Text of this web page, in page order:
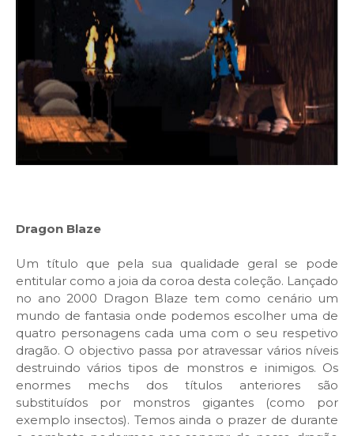
Dragon Blaze
Um título que pela sua qualidade geral se pode
entitular como a joia da coroa desta coleção. Lançado
no ano 2000 Dragon Blaze tem como cenário um
mundo de fantasia onde podemos escolher uma de
quatro personagens cada uma com o seu respetivo
dragão. O objectivo passa por atravessar vários níveis
destruindo vários tipos de monstros e inimigos. Os
enormes mechs dos títulos anteriores são
substituídos por monstros gigantes (como por
exemplo insectos). Temos ainda o prazer de durante